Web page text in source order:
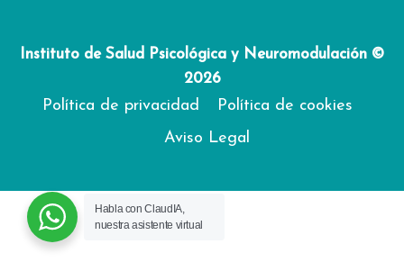
Instituto de Salud Psicológica y Neuromodulación ©
2026
Política de privacidad
Política de cookies
Aviso Legal
Habla con ClaudIA,
nuestra asistente virtual